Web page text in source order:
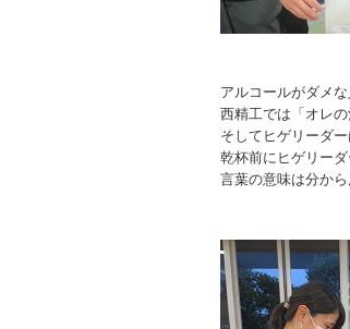
アルコールがダメな
西精工では「オレ
そしてヒゲリーダ
乾杯前にヒゲリーダ
言葉の意味は分か